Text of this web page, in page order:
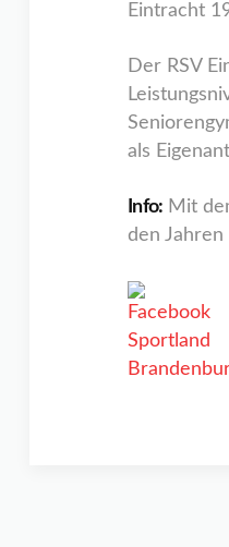
Eintracht
Der RSV
als
Info: Mit
den